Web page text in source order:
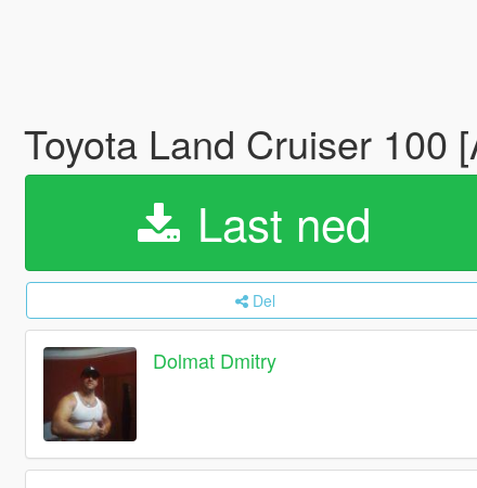
Toyota Land Cruiser 100
Last ned
Del
Dolmat Dmitry